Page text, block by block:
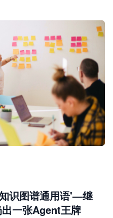
识图谱通用语'—继
一张Agent王牌